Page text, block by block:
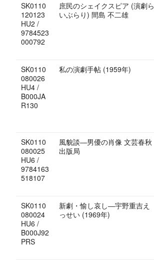
SK0110
120123
HU2 /
9784523
000792
庶民のシェイクスピア (演劇ら
いぶらり) 間島 不二雄
SK0110
080026
HU4 /
B000JA
R130
私の演劇手帖 (1959年)
SK0110
080025
HU6 /
9784163
518107
風貌談―男優の肖像 文芸春秋
出版局
SK0110
080024
HU6 /
B000J92
PRS
新劇・愉し哀し―宇野重吉え
っせい (1969年)